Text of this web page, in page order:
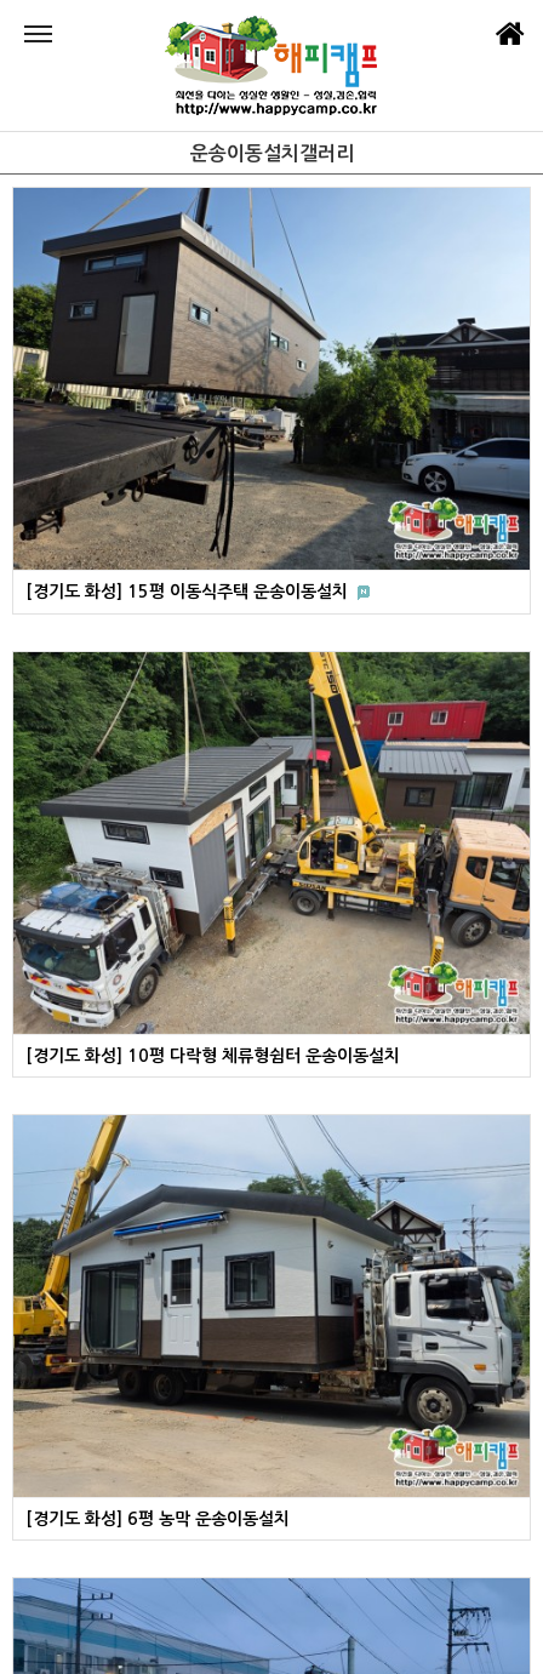
운송이동설치갤러리
[경기도 화성] 15평 이동식주택 운송이동설치
[경기도 화성] 10평 다락형 체류형쉼터 운송이동설치
[경기도 화성] 6평 농막 운송이동설치